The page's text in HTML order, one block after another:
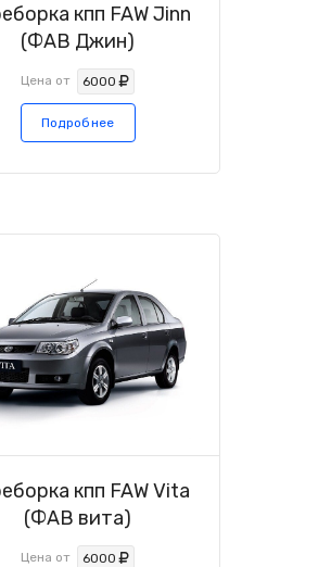
кпп FAW Jinn
(ФАВ Джин)
Цена от 6000
Подробнее
кпп FAW Vita
(ФАВ вита)
Цена от 6000